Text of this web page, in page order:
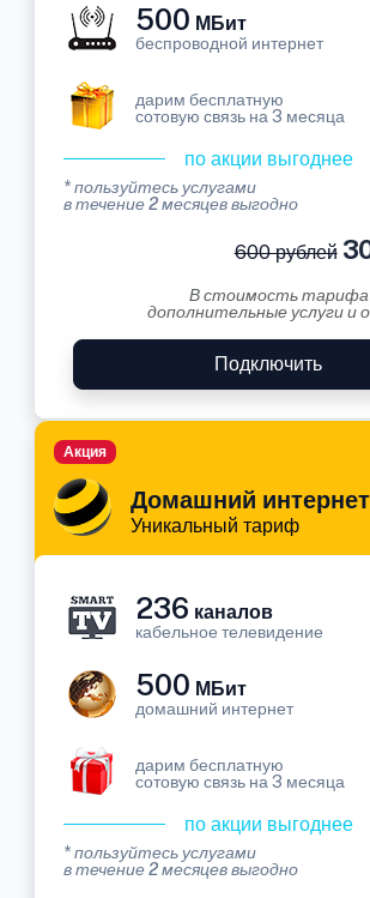
500 МБит
беспроводной интернет
дарим бесплатную
сотовую связь на 3 месяца
по акции выгоднее
* пользуйтесь услугами
в течение 2 месяцев выгодно
600 рублей
В стоимость тарифа
дополнительные услуги и
Подключить
Домашний интернет
Уникальный тариф
Акция
236 каналов
кабельное телевидение
500 МБит
домашний интернет
дарим бесплатную
сотовую связь на 3 месяца
по акции выгоднее
* пользуйтесь услугами
в течение 2 месяцев выгодно